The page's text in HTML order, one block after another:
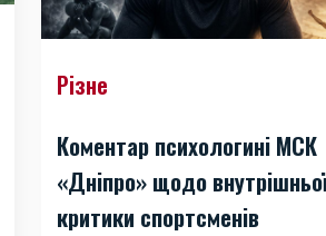
Різне
Коментар психологині МСК
«Дніпро» щодо
критики спортсменів